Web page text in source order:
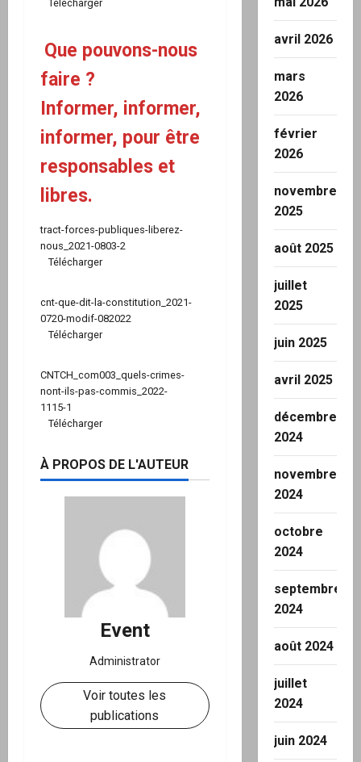
Télécharger
Que pouvons-nous
faire ?
Informer, informer,
informer, pour être
responsables et
libres.
tract-forces-publiques-liberez-
nous_2021-0803-2
Télécharger
cnt-que-dit-la-constitution_2021-
0720-modif-082022
Télécharger
CNTCH_com003_quels-crimes-
nont-ils-pas-commis_2022-
1115-1
Télécharger
À PROPOS DE L'AUTEUR
Event
Administrator
Voir toutes les
publications
avril 2026
mars
2026
février
2026
novembre
2025
août 2025
juillet
2025
juin 2025
avril 2025
décembre
2024
novembre
2024
octobre
2024
septembre
2024
août 2024
juillet
2024
juin 2024